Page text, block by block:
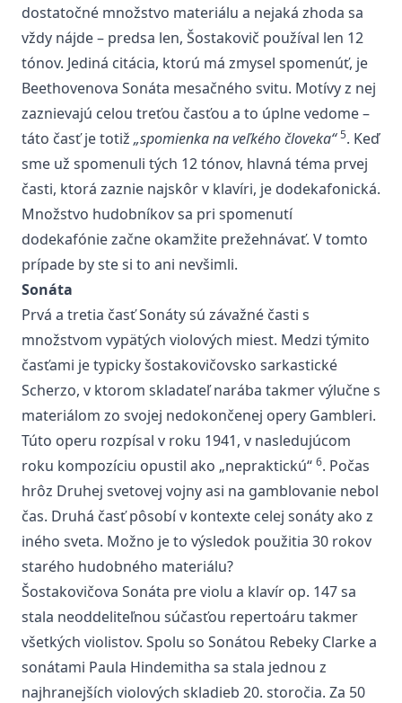
dostatočné množstvo materiálu a nejaká zhoda sa
vždy nájde – predsa len, Šostakovič používal len 12
tónov. Jediná citácia, ktorú má zmysel spomenúť, je
Beethovenova Sonáta mesačného svitu. Motívy z nej
zaznievajú celou treťou časťou a to úplne vedome –
táto časť je totiž „spomienka na veľkého človeka“ 5. Keď
sme už spomenuli tých 12 tónov, hlavná téma prvej
časti, ktorá zaznie najskôr v klavíri, je dodekafonická.
Množstvo hudobníkov sa pri spomenutí
dodekafónie začne okamžite prežehnávať. V tomto
prípade by ste si to ani nevšimli.
Sonáta
Prvá a tretia časť Sonáty sú závažné časti s
množstvom vypätých violových miest. Medzi týmito
časťami je typicky šostakovičovsko sarkastické
Scherzo, v ktorom skladateľ narába takmer výlučne s
materiálom zo svojej nedokončenej opery Gambleri.
Túto operu rozpísal v roku 1941, v nasledujúcom
roku kompozíciu opustil ako „nepraktickú“ 6. Počas
hrôz Druhej svetovej vojny asi na gamblovanie nebol
čas. Druhá časť pôsobí v kontexte celej sonáty ako z
iného sveta. Možno je to výsledok použitia 30 rokov
starého hudobného materiálu?
Šostakovičova Sonáta pre violu a klavír op. 147 sa
stala neoddeliteľnou súčasťou repertoáru takmer
všetkých violistov. Spolu so Sonátou Rebeky Clarke a
sonátami Paula Hindemitha sa stala jednou z
najhranejších violových skladieb 20. storočia. Za 50